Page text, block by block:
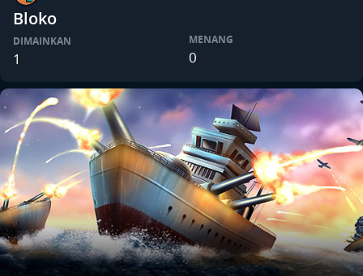
Bloko
DIMAINKAN
1
MENANG
0